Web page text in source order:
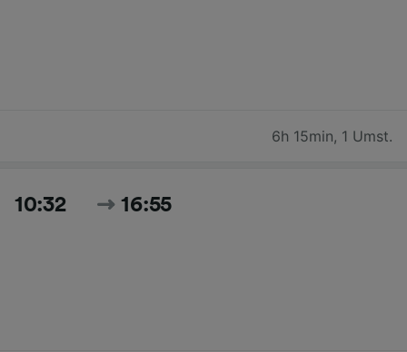
6h 15min, 1 Umst.
10:32 16:55